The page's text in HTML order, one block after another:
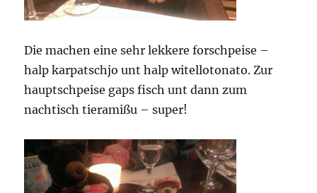
Die machen eine sehr lekkere forschpeise –
halp karpatschjo unt halp witellotonato. Zur
hauptschpeise gaps fisch unt dann zum
nachtisch tieramißu – super!